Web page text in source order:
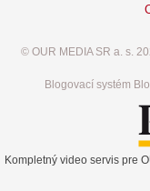
© OUR MEDIA SR a. s.
Blogovací systém
Kompletný video servis pre